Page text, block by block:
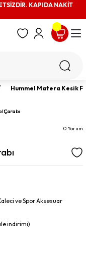
KAPIDA NAKİT
Hummel Matera Kesik
0 Yorum
ve Spor Aksesuar
indirimi)